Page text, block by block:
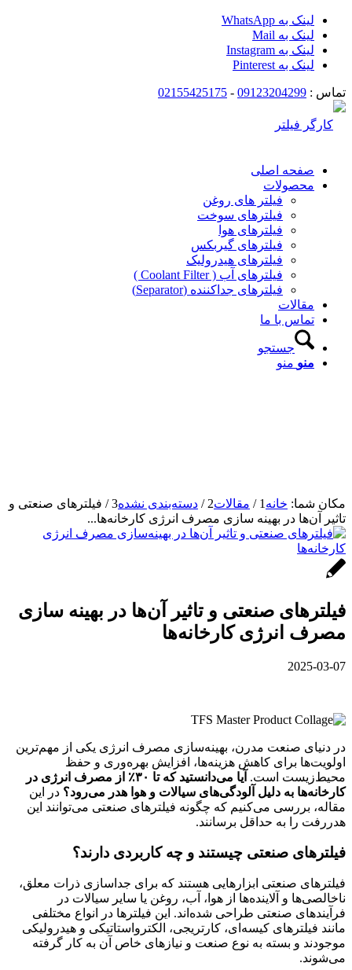
لینک به WhatsApp
لینک به Mail
لینک به Instagram
لینک به Pinterest
تماس : 09123204299
-
02155425175
صفحه اصلی
محصولات
فیلتر های روغن
فیلترهای سوخت
فیلترهای هوا
فیلترهای گیربکس
فیلترهای هیدرولیک
فیلترهای آب ( Coolant Filter )
فیلترهای جداکننده (Separator)
مقالات
تماس با ما
جستجو
منو منو
مکان شما: خانه 1
/ مقالات2
/ دسته‌بندی نشده3
/ فیلترهای صنعتی و
تاثیر آن‌ها در بهینه‌ سازی مصرف انرژی کارخانه‌ها...
فیلترهای صنعتی و تاثیر آن‌ها در بهینه‌ سازی
مصرف انرژی کارخانه‌ها
2025-03-07
در دنیای صنعت مدرن، بهینه‌سازی مصرف انرژی یکی از مهم‌ترین
اولویت‌ها برای کاهش هزینه‌ها، افزایش بهره‌وری و حفظ
محیط‌زیست است.
آیا می‌دانستید که تا ۳۰٪ از مصرف انرژی در
کارخانه‌ها به دلیل آلودگی‌های سیالات و هوا هدر می‌رود؟ در این
مقاله، بررسی می‌کنیم که چگونه فیلترهای صنعتی می‌توانند این
هدررفت را به حداقل برسانند.
فیلترهای صنعتی چیستند و چه کاربردی دارند؟
فیلترهای صنعتی ابزارهایی هستند که برای جداسازی ذرات معلق،
ناخالصی‌ها و آلاینده‌ها از هوا، آب، روغن یا سایر سیالات در
فرآیندهای صنعتی طراحی شده‌اند. این فیلترها در انواع مختلفی
مانند فیلترهای کیسه‌ای، کارتریجی، الکترواستاتیکی و هیدرولیکی
موجودند و بسته به نوع صنعت و نیازهای خاص آن به کار گرفته
می‌شوند.